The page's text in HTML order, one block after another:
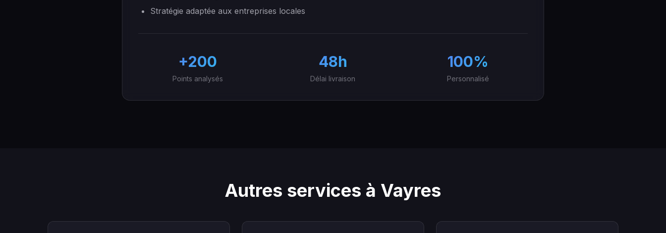
Stratégie adaptée aux entreprises locales
+200
Points analysés
48h
Délai livraison
100%
Personnalisé
Autres services à Vayres